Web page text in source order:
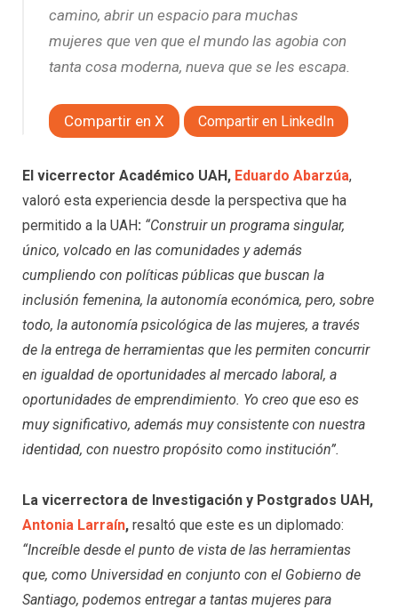
camino, abrir un espacio para muchas
mujeres que ven que el mundo las agobia con
tanta cosa moderna, nueva que se les escapa.
Compartir en X Compartir en LinkedIn
El vicerrector Académico UAH, Eduardo Abarzúa,
valoró esta experiencia desde la perspectiva que ha
permitido a la UAH: “Construir un programa singular,
único, volcado en las comunidades y además
cumpliendo con políticas públicas que buscan la
inclusión femenina, la autonomía económica, pero, sobre
todo, la autonomía psicológica de las mujeres, a través
de la entrega de herramientas que les permiten concurrir
en igualdad de oportunidades al mercado laboral, a
oportunidades de emprendimiento. Yo creo que eso es
muy significativo, además muy consistente con nuestra
identidad, con nuestro propósito como institución”.
La vicerrectora de Investigación y Postgrados UAH,
Antonia Larraín, resaltó que este es un diplomado:
“Increíble desde el punto de vista de las herramientas
que, como Universidad en conjunto con el Gobierno de
Santiago, podemos entregar a tantas mujeres para